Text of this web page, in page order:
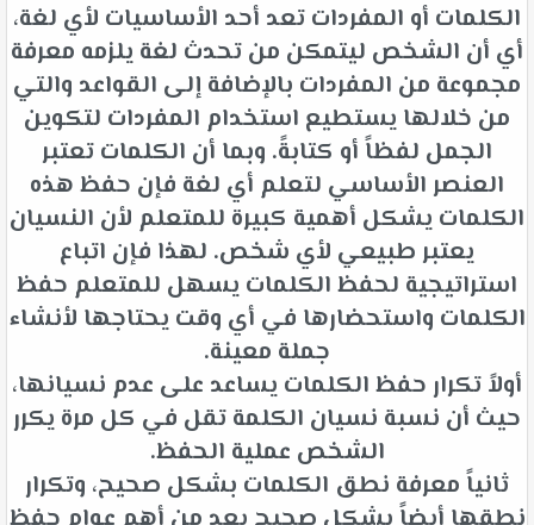
الكلمات أو المفردات تعد أحد الأساسيات لأي لغة،
أي أن الشخص ليتمكن من تحدث لغة يلزمه معرفة
مجموعة من المفردات بالإضافة إلى القواعد والتي
من خلالها يستطيع استخدام المفردات لتكوين
الجمل لفظاً أو كتابةً. وبما أن الكلمات تعتبر
العنصر الأساسي لتعلم أي لغة فإن حفظ هذه
الكلمات يشكل أهمية كبيرة للمتعلم لأن النسيان
يعتبر طبيعي لأي شخص. لهذا فإن اتباع
استراتيجية لحفظ الكلمات يسهل للمتعلم حفظ
الكلمات واستحضارها في أي وقت يحتاجها لأنشاء
جملة معينة.
أولاً تكرار حفظ الكلمات يساعد على عدم نسيانها،
حيث أن نسبة نسيان الكلمة تقل في كل مرة يكرر
الشخص عملية الحفظ.
ثانياً معرفة نطق الكلمات بشكل صحيح، وتكرار